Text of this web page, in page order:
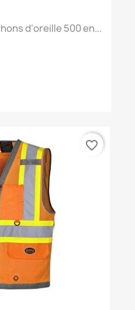
d’oreille 500 en...
favorite_border